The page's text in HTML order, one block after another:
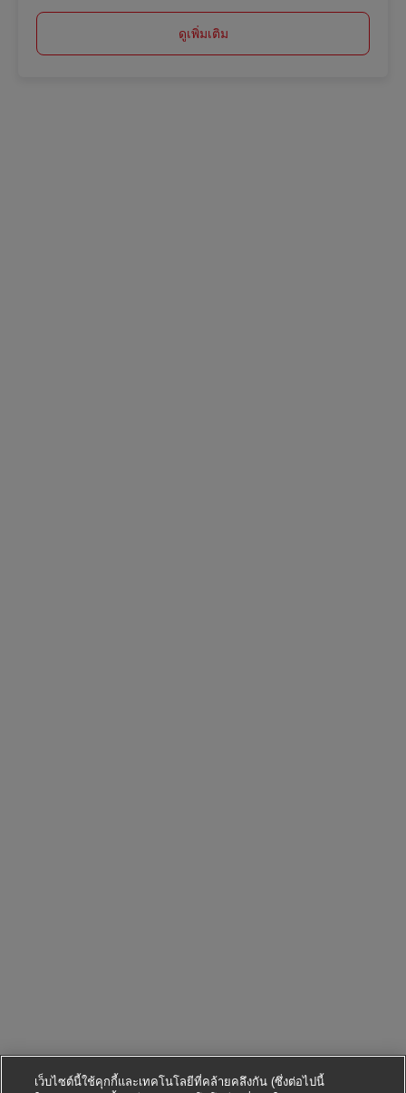
ดูเพิ่มเติม
เว็บไซต์นี้ใช้คุกกี้และเทคโนโลยีที่คล้ายคลึงกัน (ซึ่งต่อไปนี้